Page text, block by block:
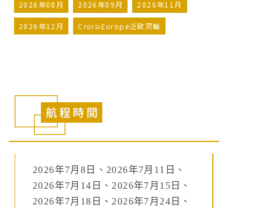
2026年08月 2026年09月 2026年11月
2026年12月 CroisiEurope泛歐河輪
2026年7月8日、2026年7月11日、
2026年7月14日、2026年7月15日、
2026年7月18日、2026年7月24日、